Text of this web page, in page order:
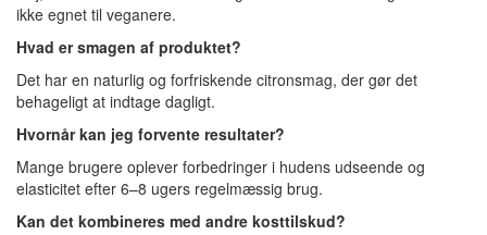
ikke egnet til veganere.
Hvad er smagen af produktet?
Det har en naturlig og forfriskende citronsmag, der gør det
behageligt at indtage dagligt.
Hvornår kan jeg forvente resultater?
Mange brugere oplever forbedringer i hudens udseende og
elasticitet efter 6–8 ugers regelmæssig brug.
Kan det kombineres med andre kosttilskud?